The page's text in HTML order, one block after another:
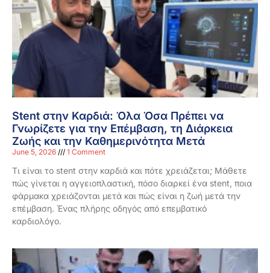
Stent στην Καρδιά: Όλα Όσα Πρέπει να
Γνωρίζετε για την Επέμβαση, τη Διάρκεια
Ζωής και την Καθημερινότητα Μετά
June 5, 2026 1 Comment
Τι είναι το stent στην καρδιά και πότε χρειάζεται; Μάθετε
πώς γίνεται η αγγειοπλαστική, πόσο διαρκεί ένα stent, ποια
φάρμακα χρειάζονται μετά και πώς είναι η ζωή μετά την
επέμβαση. Ένας πλήρης οδηγός από επεμβατικό
καρδιολόγο.